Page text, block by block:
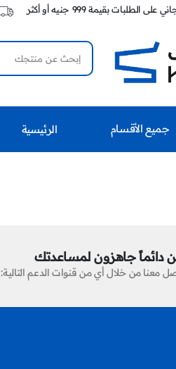
بقيمة 999 جنيه أو أكثر
جميع الأقسام الرئيسية
دائماً جاهزون لمساعدتك
معنا من خلال أي من قنوات الدعم التالية: